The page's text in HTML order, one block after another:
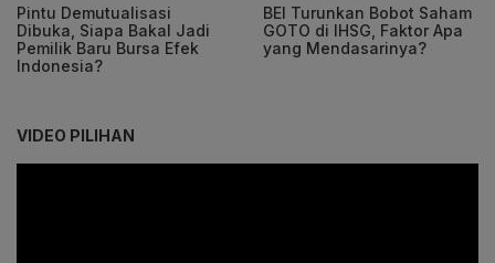
Pintu Demutualisasi
Dibuka, Siapa Bakal Jadi
Pemilik Baru Bursa Efek
Indonesia?
BEI Turunkan Bobot Saham
GOTO di IHSG, Faktor Apa
yang Mendasarinya?
VIDEO PILIHAN